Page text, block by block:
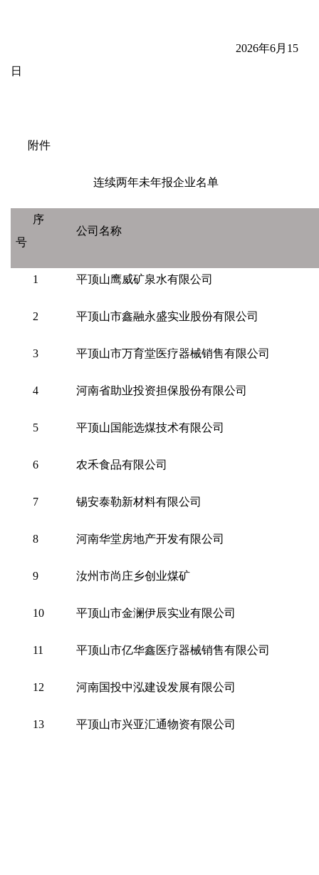
2026年6月15
日
附件
连续两年未年报企业名单
序
号
公司名称
1 平顶山鹰威矿泉水有限公司
2 平顶山市鑫融永盛实业股份有限公司
3 平顶山市万育堂医疗器械销售有限公司
4 河南省助业投资担保股份有限公司
5 平顶山国能选煤技术有限公司
6 农禾食品有限公司
7 锡安泰勒新材料有限公司
8 河南华堂房地产开发有限公司
9 汝州市尚庄乡创业煤矿
10 平顶山市金澜伊辰实业有限公司
11 平顶山市亿华鑫医疗器械销售有限公司
12 河南国投中泓建设发展有限公司
13 平顶山市兴亚汇通物资有限公司